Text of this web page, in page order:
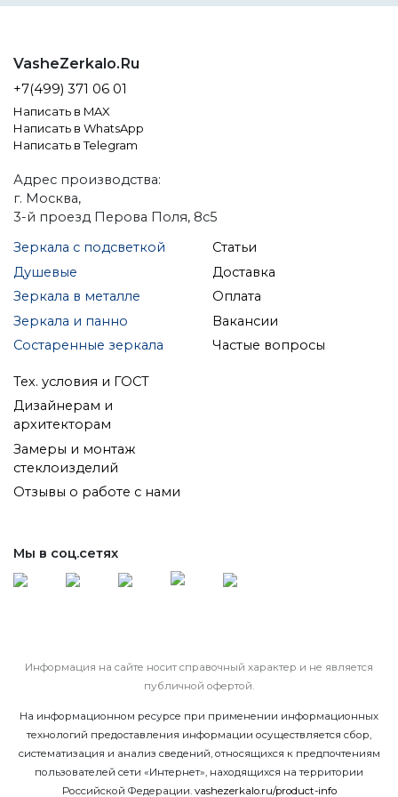
VasheZerkalo.Ru
+7(499) 371 06 01
Написать в MAX
Написать в WhatsApp
Написать в Telegram
Адрес производства:
г. Москва,
3-й проезд Перова Поля, 8с5
Зеркала с подсветкой
Душевые
Зеркала в металле
Зеркала и панно
Состаренные зеркала
Статьи
Доставка
Оплата
Вакансии
Частые вопросы
Тех. условия и ГОСТ
Дизайнерам и
архитекторам
Замеры и монтаж
стеклоизделий
Отзывы о работе с нами
Мы в соц.сетях
Информация на сайте носит справочный характер и не является
публичной офертой.
На информационном ресурсе при применении информационных
технологий предоставления информации осуществляется сбор,
систематизация и анализ сведений, относящихся к предпочтениям
пользователей сети «Интернет», находящихся на территории
Российской Федерации. vashezerkalo.ru/product-info